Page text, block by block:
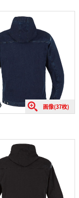
画像(37枚)